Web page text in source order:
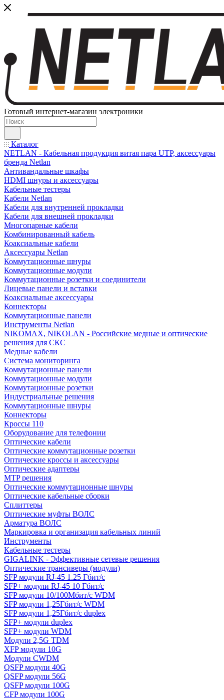
Готовый интернет-магазин электроники
Каталог
NETLAN - Кабельная продукция витая пара UTP, аксессуары
бренда Netlan
Антивандальные шкафы
HDMI шнуры и аксессуары
Кабельные тестеры
Кабели Netlan
Кабели для внутренней прокладки
Кабели для внешней прокладки
Многопарные кабели
Комбинированный кабель
Коаксиальные кабели
Аксессуары Netlan
Коммутационные шнуры
Коммутационные модули
Коммутационные розетки и соединители
Лицевые панели и вставки
Коаксиальные аксессуары
Коннекторы
Коммутационные панели
Инструменты Netlan
NIKOMAX, NIKOLAN - Российские медные и оптические
решения для СКС
Медные кабели
Система мониторинга
Коммутационные панели
Коммутационные модули
Коммутационные розетки
Индустриальные решения
Коммутационные шнуры
Коннекторы
Кроссы 110
Оборудование для телефонии
Оптические кабели
Оптические коммутационные розетки
Оптические кроссы и аксессуары
Оптические адаптеры
MTP решения
Оптические коммутационные шнуры
Оптические кабельные сборки
Сплиттеры
Оптические муфты ВОЛС
Арматура ВОЛС
Маркировка и организация кабельных линий
Инструменты
Кабельные тестеры
GIGALINK - Эффективные сетевые решения
Оптические трансиверы (модули)
SFP модули RJ-45 1.25 Гбит/c
SFP+ модули RJ-45 10 Гбит/c
SFP модули 10/100Мбит/с WDM
SFP модули 1,25Гбит/с WDM
SFP модули 1,25Гбит/с duplex
SFP+ модули duplex
SFP+ модули WDM
Модули 2,5G TDM
XFP модули 10G
Модули CWDM
QSFP модули 40G
QSFP модули 56G
QSFP модули 100G
CFP модули 100G